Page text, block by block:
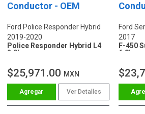
Conductor - OEM
Ford Police Responder Hybrid
2019-2020
Police Responder Hybrid L4
2.0L
$25,971.00 MXN
Ver Detalles
Ford
2017
F-450
6.8L